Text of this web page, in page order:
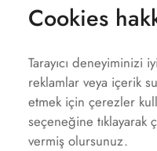
Şirket
Hizmet
Cookies
Tarayıcı deneyiminizi
reklamlar veya içerik
etmek için çerezler
seçeneğine tıklayarak
vermiş olursunuz.